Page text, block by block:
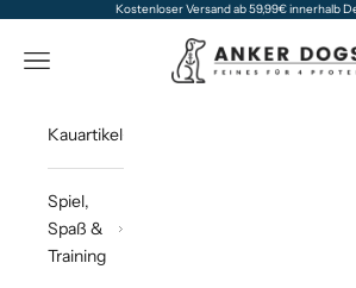
Zum Inhalt springenKostenloser Versand ab 59,99€ innerhalb
Anker Dogs
Navigationsmenü öffnen
Kauartikel
Spiel,
Spaß &
Training